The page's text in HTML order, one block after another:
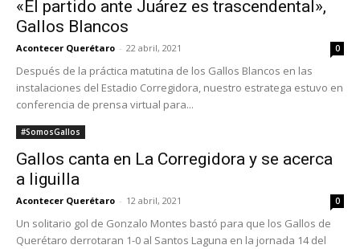
«El partido ante Juárez es trascendental»,
Gallos Blancos
Acontecer Querétaro - 22 abril, 2021 0
Después de la práctica matutina de los Gallos Blancos en las
instalaciones del Estadio Corregidora, nuestro estratega estuvo en
conferencia de prensa virtual para...
#SomosGallos
Gallos canta en La Corregidora y se acerca
a liguilla
Acontecer Querétaro - 12 abril, 2021 0
Un solitario gol de Gonzalo Montes bastó para que los Gallos de
Querétaro derrotaran 1-0 al Santos Laguna en la jornada 14 del